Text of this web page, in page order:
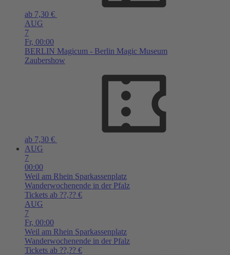
ab 7,30 €
AUG
7
Fr, 00:00
BERLIN Magicum - Berlin Magic Museum
Zaubershow
ab 7,30 €
AUG
7
00:00
Weil am Rhein Sparkassenplatz
Wanderwochenende in der Pfalz
Tickets ab ??,?? €
AUG
7
Fr, 00:00
Weil am Rhein Sparkassenplatz
Wanderwochenende in der Pfalz
Tickets ab ??,?? €